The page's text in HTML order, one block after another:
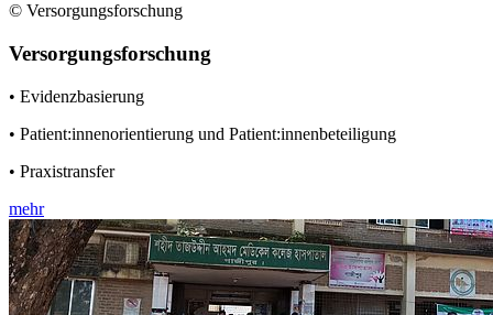
© Versorgungsforschung
Versorgungsforschung
• Evidenzbasierung
• Patient:innenorientierung und Patient:innenbeteiligung
• Praxistransfer
mehr